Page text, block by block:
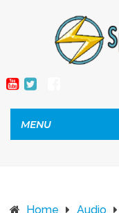
MENU
Home
Audio